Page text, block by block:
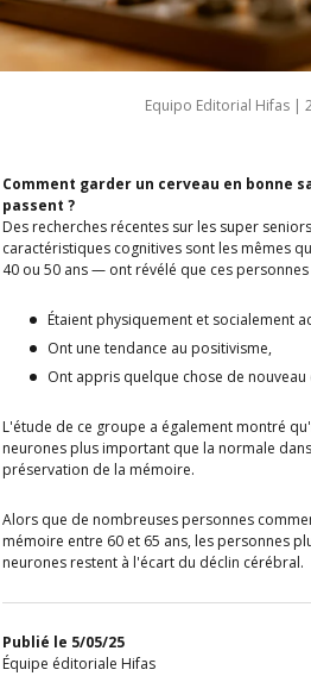
Equipo Editorial Hifas |
Comment garder un cerveau en bonne
passent ?
Des recherches récentes sur les super
caractéristiques cognitives sont les mêmes
40 ou 50 ans — ont révélé que ces personnes
Étaient physiquement et socialement
Ont une tendance au positivisme,
Ont appris quelque chose de nouveau
L'étude de ce groupe a également montré
neurones plus important que la normale
préservation de la mémoire.
Alors que de nombreuses personnes
mémoire entre 60 et 65 ans, les personnes
neurones restent à l'écart du déclin cérébral.
Publié le 5/05/25
Équipe éditoriale Hifas